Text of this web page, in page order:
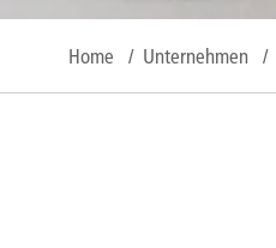
Home / Unternehmen /